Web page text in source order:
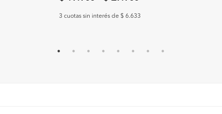
3 cuotas sin interés de $ 6.633